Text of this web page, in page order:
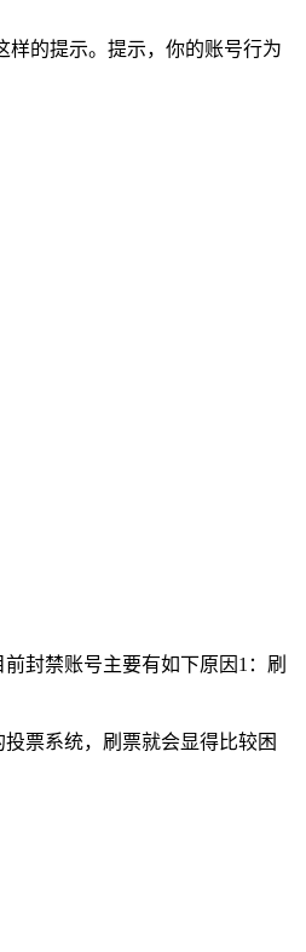
样的提示。提示，你的账号行为
封禁账号主要有如下原因1：刷
票系统，刷票就会显得比较困